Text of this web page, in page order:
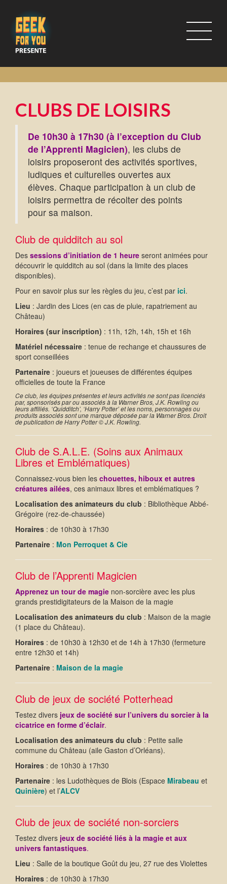
CLUBS DE LOISIRS
De 10h30 à 17h30 (à l’exception du Club
de l’Apprenti Magicien), les clubs de
loisirs proposeront des activités sportives,
ludiques et culturelles ouvertes aux
élèves. Chaque participation à un club de
loisirs permettra de récolter des points
pour sa maison.
Club de quidditch au sol
Des sessions d’initiation de 1 heure seront animées pour
découvrir le quidditch au sol (dans la limite des places
disponibles).
Pour en savoir plus sur les règles du jeu, c’est par ici.
Lieu : Jardin des Lices (en cas de pluie, rapatriement au
Château)
Horaires (sur inscription) : 11h, 12h, 14h, 15h et 16h
Matériel nécessaire : tenue de rechange et chaussures de
sport conseillées
Partenaire : joueurs et joueuses de différentes équipes
officielles de toute la France
Ce club, les équipes présentes et leurs activités ne sont pas licenciés
par, sponsorisés par ou associés à la Warner Bros, J.K. Rowling ou
leurs affiliés. ‘Quidditch’, ‘Harry Potter’ et les noms, personnages ou
produits associés sont une marque déposée par la Warner Bros. Droit
de publication de Harry Potter © J.K. Rowling.
Club de S.A.L.E. (Soins aux Animaux
Libres et Emblématiques)
Connaissez-vous bien les chouettes, hiboux et autres
créatures ailées, ces animaux libres et emblématiques ?
Localisation des animateurs du club : Bibliothèque Abbé-
Grégoire (rez-de-chaussée)
Horaires : de 10h30 à 17h30
Partenaire : Mon Perroquet & Cie
Club de l’Apprenti Magicien
Apprenez un tour de magie non-sorcière avec les plus
grands prestidigitateurs de la Maison de la magie
Localisation des animateurs du club : Maison de la magie
(1 place du Château).
Horaires : de 10h30 à 12h30 et de 14h à 17h30 (fermeture
entre 12h30 et 14h)
Partenaire : Maison de la magie
Club de jeux de société Potterhead
Testez divers jeux de société sur l’univers du sorcier à la
cicatrice en forme d’éclair.
Localisation des animateurs du club : Petite salle
commune du Château (aile Gaston d’Orléans).
Horaires : de 10h30 à 17h30
Partenaire : les Ludothèques de Blois (Espace Mirabeau et
Quinière) et l’ALCV
Club de jeux de société non-sorciers
Testez divers jeux de société liés à la magie et aux
univers fantastiques.
Lieu : Salle de la boutique Goût du jeu, 27 rue des Violettes
Horaires : de 10h30 à 17h30